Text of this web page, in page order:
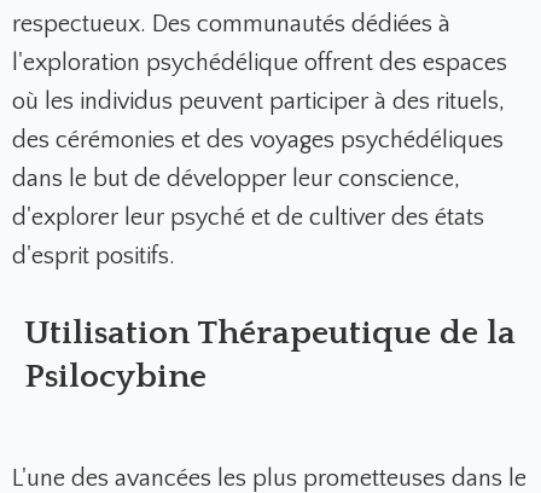
respectueux. Des communautés dédiées à
l'exploration psychédélique offrent des espaces
où les individus peuvent participer à des rituels,
des cérémonies et des voyages psychédéliques
dans le but de développer leur conscience,
d'explorer leur psyché et de cultiver des états
d'esprit positifs.
Utilisation Thérapeutique de la
Psilocybine
L'une des avancées les plus prometteuses dans le